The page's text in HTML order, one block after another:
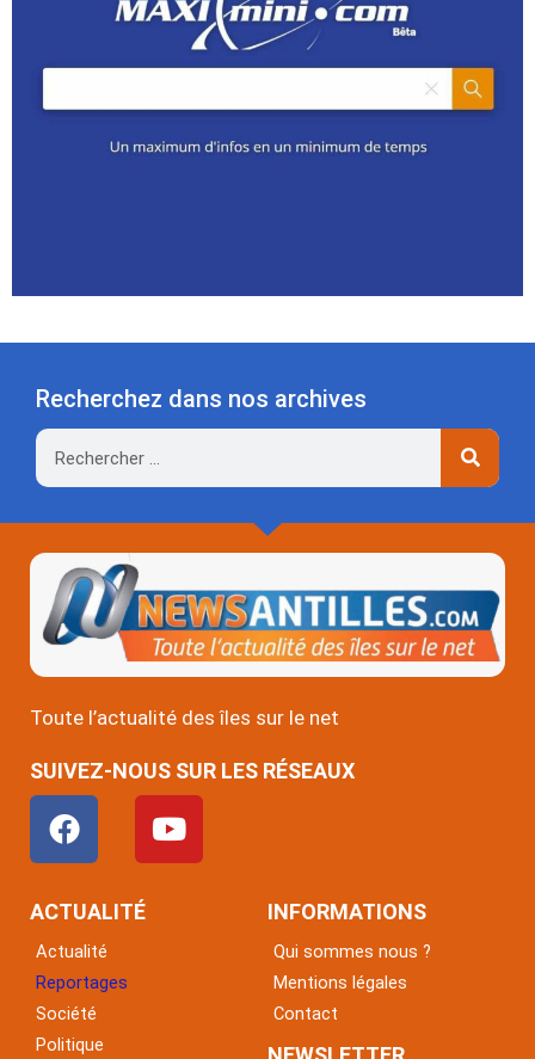
Recherchez dans nos archives
Rechercher
Toute l’actualité des îles sur le net
SUIVEZ-NOUS SUR LES RÉSEAUX
F
a
c
e
o
o
k
Y
o
u
ACTUALITÉ
Actualité
Reportages
Société
Politique
INFORMATIONS
Qui sommes nous ?
Mentions légales
Contact